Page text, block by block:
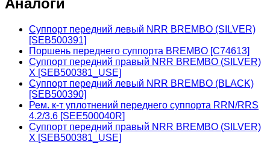
Суппорт передний левый NRR BREMBO (SILVER)
[SEB500391]
Поршень переднего суппорта BREMBO [C74613]
Суппорт передний правый NRR BREMBO (SILVER)
X [SEB500381_USE]
Суппорт передний левый NRR BREMBO (BLACK)
[SEB500390]
Рем. к-т уплотнений переднего суппорта RRN/RRS
4.2/3.6 [SEE500040R]
Суппорт передний правый NRR BREMBO (SILVER)
X [SEB500381_USE]